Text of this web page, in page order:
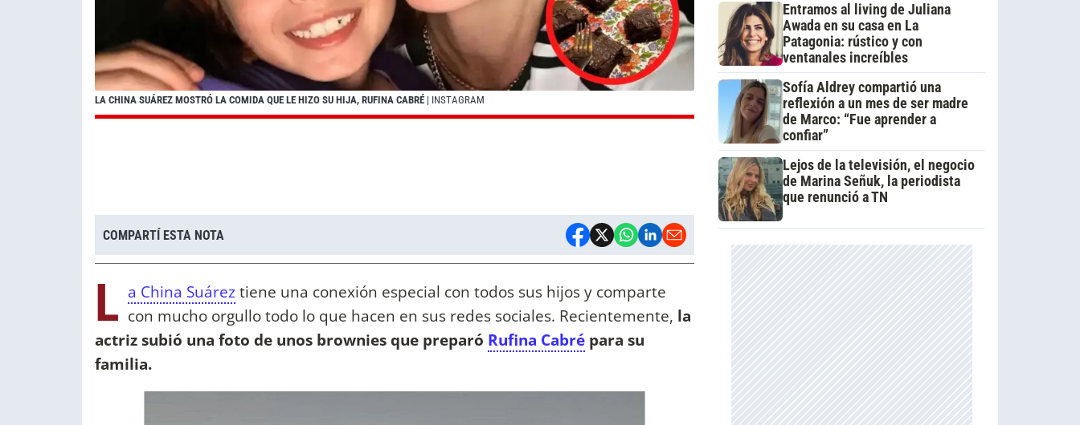
LA CHINA SUÁREZ MOSTRÓ LA COMIDA QUE LE HIZO SU HIJA, RUFINA CABRÉ | INSTAGRAM
COMPARTÍ ESTA NOTA
L a China Suáreztiene una conexión especial con todos sus hijos y comparte
con mucho orgullo todo lo que hacen en sus redes sociales. Recientemente, la
actriz subió una foto de unos brownies que preparó Rufina Cabré para su
familia.
Entramos al living de Juliana
Awada en su casa en La
Patagonia: rústico y con
ventanales increíbles
Sofía Aldrey compartió una
reflexión a un mes de ser madre
de Marco: “Fue aprender a
confiar”
Lejos de la televisión, el negocio
de Marina Señuk, la periodista
que renunció a TN